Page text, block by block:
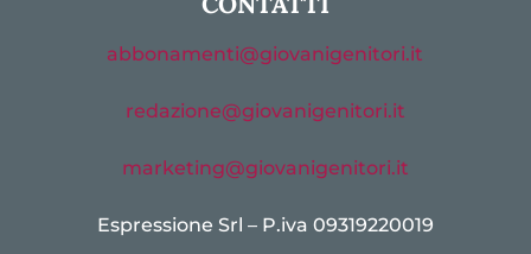
abbonamenti@giovanigenitori.it
redazione@giovanigenitori.it
marketing@giovanigenitori.it
Espressione Srl – P.iva 09319220019